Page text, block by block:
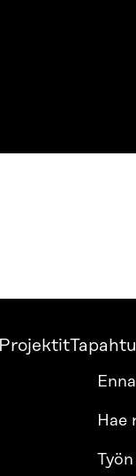
Projektit
Hae